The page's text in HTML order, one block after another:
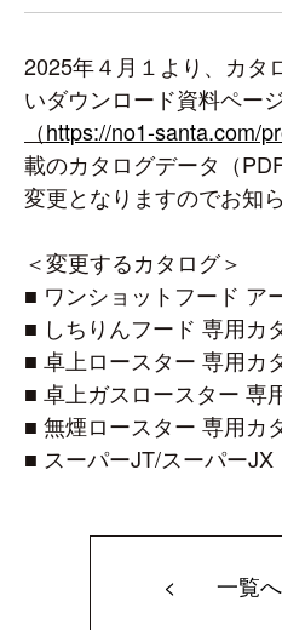
2025年４月１ より、カタ
いダウンロード資料ペー
（https://no1-santa.com/
載のカタログデータ（
変更となりますのでお知
＜変更するカタログ＞
■ ワンショットフード ア
■ しちりんフード 専用カ
■ 卓上ロースター 専用カ
■ 卓上ガスロースター 専
■ 無煙ロースター 専用カ
■ スーパーJT/スーパー
一覧